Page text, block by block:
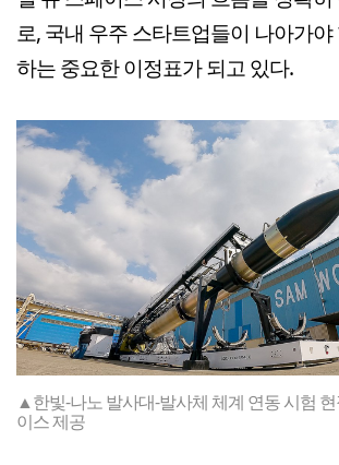
로, 국내 우주 스타트업들이 나아가야
하는 중요한 이정표가 되고 있다.
▲한빛-나노 발사대-발사체 체계 연동 시험
이스 제공